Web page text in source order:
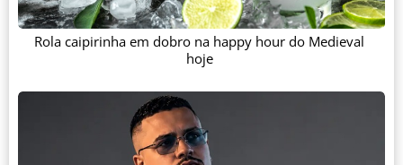
Rola caipirinha em dobro na happy hour do Medieval
hoje